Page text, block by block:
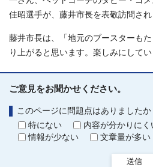
佳昭選手が、藤井市長を表敬訪問され
藤井市長は、「地元のブースターも
り上がると思います。楽しみにして
ご意見をお聞かせください。
このページに問題点はありましたか
特にない
内容が分かりにく
情報が少ない
文章量が多い
送信